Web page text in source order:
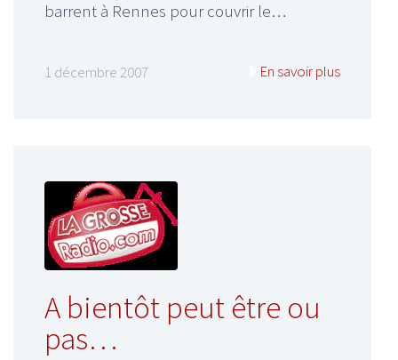
barrent à Rennes pour couvrir le…
1 décembre 2007 En savoir plus
A bientôt peut être ou
pas…